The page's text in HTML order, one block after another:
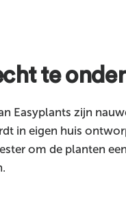
te
Easyplants zijn
in eigen huis
om de planten